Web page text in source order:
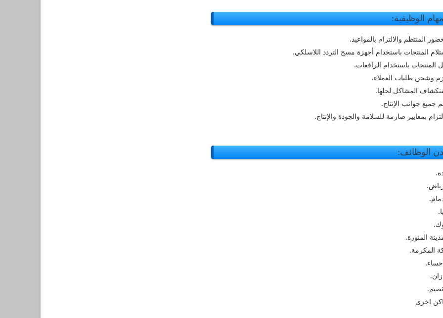
الوظيفية:
المنتظم والالتزام بالمواعيد.
المنتجات باستخدام أجهزة مسح التردد اللاسلكي.
المنتجات باستخدام الرافعات.
وشحن طلبات العملاء.
المشاكل لحلها.
جميع جوانب الإنتاج.
بمعايير صارمة للسلامة والجودة والإنتاج.
الوظائف:
المنورة.
المكرمة.
اخرى